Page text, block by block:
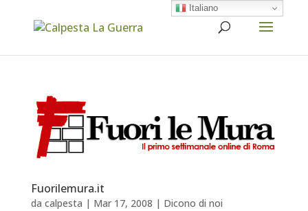
Fuorilemura.it
da calpesta | Mar 17, 2008 | Dicono di noi
Italiano